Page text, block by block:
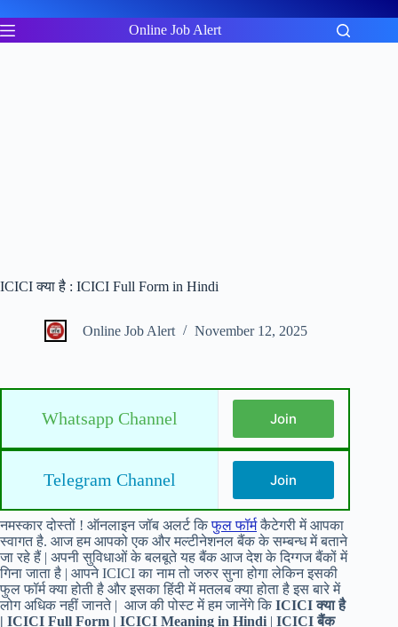
to
content
Online Job Alert
ICICI क्या है : ICICI Full Form in Hindi
Online Job Alert November 12, 2025
Whatsapp Channel Join
Telegram Channel Join
नमस्कार दोस्तों ! ऑनलाइन जॉब अलर्ट किफुल फॉर्मकैटेगरी में आपका
स्वागत है. आज हम आपको एक और मल्टीनेशनल बैंक के सम्बन्ध में बताने
जा रहे हैं | अपनी सुविधाओं के बलबूते यह बैंक आज देश के दिग्गज बैंकों में
गिना जाता है | आपने ICICI का नाम तो जरुर सुना होगा लेकिन इसकी
फुल फॉर्म क्या होती है और इसका हिंदी में मतलब क्या होता है इस बारे में
लोग अधिक नहीं जानते | आज की पोस्ट में हम जानेंगे कि ICICI क्या है
| ICICI Full Form | ICICI Meaning in Hindi | ICICI बैंक